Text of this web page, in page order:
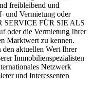
freibleibend und
und Vermietung oder
SERVICE FÜR SIE ALS
oder die Vermietung Ihrer
Marktwert zu kennen.
aktuellen Wert Ihrer
Immobilienspezialisten
Netzwerk
und Interessenten